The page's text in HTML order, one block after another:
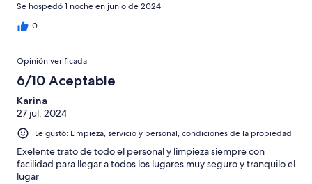
Se hospedó 1 noche en junio de 2024
0
Opinión verificada
6/10 Aceptable
Karina
27 jul. 2024
Le gustó: Limpieza, servicio y personal, condiciones de la propiedad
Exelente trato de todo el personal y limpieza siempre con
facilidad para llegar a todos los lugares muy seguro y tranquilo el
lugar